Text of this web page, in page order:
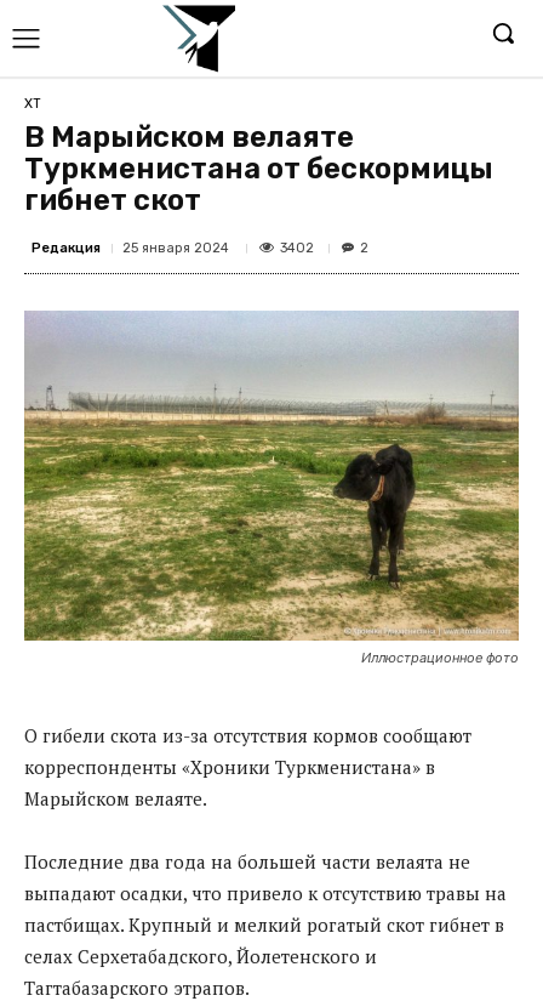
ХТ
В Марыйском велаяте
Туркменистана от бескормицы
гибнет скот
Редакция 25 января 2024 3402 2
Иллюстрационное фото
О гибели скота из-за отсутствия кормов сообщают
корреспонденты «Хроники Туркменистана» в
Марыйском велаяте.
Последние два года на большей части велаята не
выпадают осадки, что привело к отсутствию травы на
пастбищах. Крупный и мелкий рогатый скот гибнет в
селах Серхетабадского, Йолетенского и
Тагтабазарского этрапов.